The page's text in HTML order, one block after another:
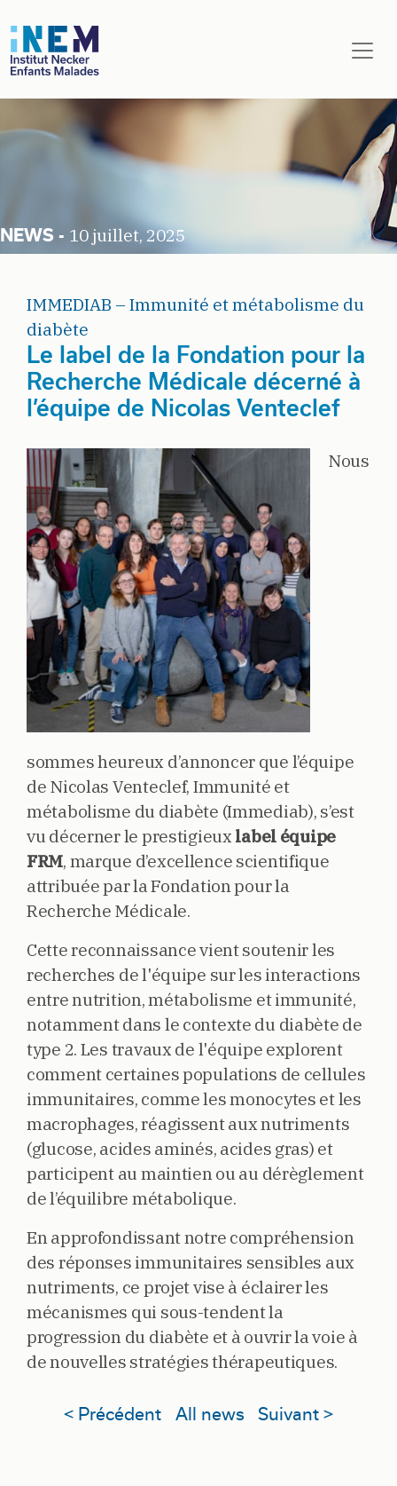
Aller au contenu principal
10 juillet, 2025
IMMEDIAB – Immunité et métabolisme du
diabète
Le label de la Fondation pour la
Recherche Médicale décerné à
l’équipe de Nicolas Venteclef
Nous
sommes heureux d’annoncer que l’équipe
de Nicolas Venteclef, Immunité et
métabolisme du diabète (Immediab), s’est
vu décerner le prestigieux label équipe
FRM, marque d’excellence scientifique
attribuée par la Fondation pour la
Recherche Médicale.
Cette reconnaissance vient soutenir les
recherches de l'équipe sur les interactions
entre nutrition, métabolisme et immunité,
notamment dans le contexte du diabète de
type 2. Les travaux de l'équipe explorent
comment certaines populations de cellules
immunitaires, comme les monocytes et les
macrophages, réagissent aux nutriments
(glucose, acides aminés, acides gras) et
participent au maintien ou au dérèglement
de l’équilibre métabolique.
En approfondissant notre compréhension
des réponses immunitaires sensibles aux
nutriments, ce projet vise à éclairer les
mécanismes qui sous-tendent la
progression du diabète et à ouvrir la voie à
de nouvelles stratégies thérapeutiques.
< Précédent All news Suivant >